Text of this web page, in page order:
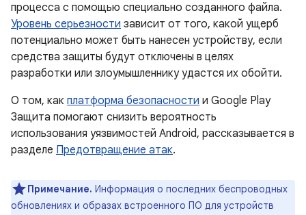
процесса с помощью специально созданного файла.
Уровень серьезности зависит от того, какой ущерб
потенциально может быть нанесен устройству, если
средства защиты будут отключены в целях
разработки или злоумышленнику удастся их обойти.
О том, как платформа безопасности и Google Play
Защита помогают снизить вероятность
использования уязвимостей Android, рассказывается в
разделе Предотвращение атак.
Примечание. Информация о последних беспроводных
обновлениях и образах встроенного ПО для устройств